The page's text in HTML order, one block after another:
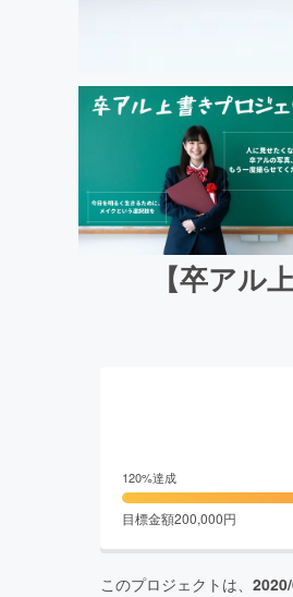
【卒アル
120%達成
目標金額200,000円
このプロジェクトは、